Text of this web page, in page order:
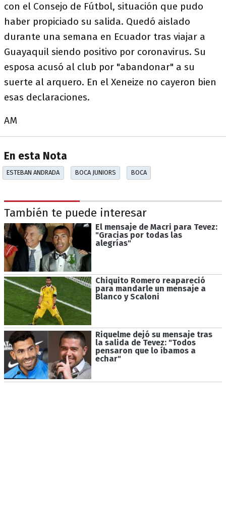
con el Consejo de Fútbol, situación que pudo
haber propiciado su salida. Quedó aislado
durante una semana en Ecuador tras viajar a
Guayaquil siendo positivo por coronavirus. Su
esposa acusó al club por "abandonar" a su
suerte al arquero. En el Xeneize no cayeron bien
esas declaraciones.
AM
En esta Nota
ESTEBAN ANDRADA BOCA JUNIORS BOCA
También te puede interesar
El mensaje de Macri para Tevez:
"Gracias por todas las
alegrías"
Chiquito Romero reapareció
para mandarle un mensaje a
Blanco y Scaloni
Riquelme dejó su mensaje tras
la salida de Tevez: "Todos
pensaron que lo íbamos a
echar"